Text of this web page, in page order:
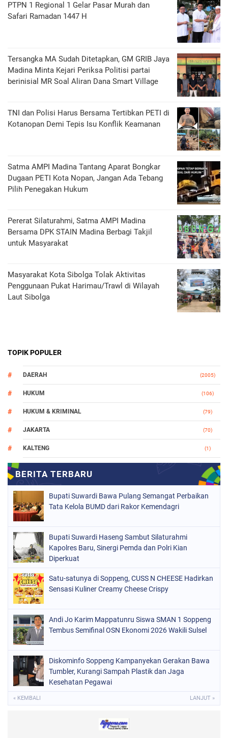
PTPN 1 Regional 1 Gelar Pasar Murah dan
Safari Ramadan 1447 H
Tersangka MA Sudah Ditetapkan, GM GRIB Jaya
Madina Minta Kejari Periksa Politisi partai
berinisial MR Soal Aliran Dana Smart Village
TNI dan Polisi Harus Bersama Tertibkan PETI di
Kotanopan Demi Tepis Isu Konflik Keamanan
Satma AMPI Madina Tantang Aparat Bongkar
Dugaan PETI Kota Nopan, Jangan Ada Tebang
Pilih Penegakan Hukum
Pererat Silaturahmi, Satma AMPI Madina
Bersama DPK STAIN Madina Berbagi Takjil
untuk Masyarakat
Masyarakat Kota Sibolga Tolak Aktivitas
Penggunaan Pukat Harimau/Trawl di Wilayah
Laut Sibolga
TOPIK POPULER
DAERAH (2005)
HUKUM (106)
HUKUM & KRIMINAL (79)
JAKARTA (70)
KALTENG (1)
(78)
NASIONAL (748)
ORGANISASI
PERISTIWA
POLITIK
POLRI
SOPPENG (1149)
SULSEL
Bupati Suwardi Bawa Pulang Semangat Perbaikan
Tata Kelola BUMD dari Rakor Kemendagri
Bupati Suwardi Haseng Sambut Silaturahmi
Kapolres Baru, Sinergi Pemda dan Polri Kian
Diperkuat
Satu-satunya di Soppeng, CUSS N CHEESE Hadirkan
Sensasi Kuliner Creamy Cheese Crispy
Andi Jo Karim Mappatunru Siswa SMAN 1 Soppeng
Tembus Semifinal OSN Ekonomi 2026 Wakili Sulsel
Diskominfo Soppeng Kampanyekan Gerakan Bawa
Tumbler, Kurangi Sampah Plastik dan Jaga
Kesehatan Pegawai
« KEMBALI LANJUT »